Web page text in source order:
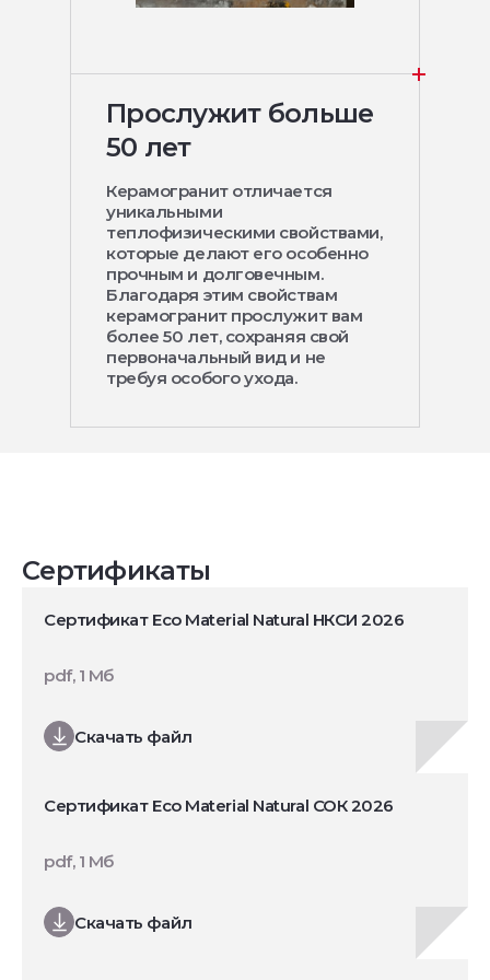
Прослужит больше
50 лет
Керамогранит отличается
уникальными
теплофизическими свойствами,
которые делают его особенно
прочным и долговечным.
Благодаря этим свойствам
керамогранит прослужит вам
более 50 лет, сохраняя свой
первоначальный вид и не
требуя особого ухода.
Сертификаты
Сертификат Eco Material Natural НКСИ 2026
Скачать файл
pdf, 1 Мб
Сертификат Eco Material Natural СОК 2026
Скачать файл
pdf, 1 Мб